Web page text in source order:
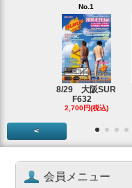
No.1
8/29 大阪SUR
F632
2,700円(税込)
<
会員メニュー